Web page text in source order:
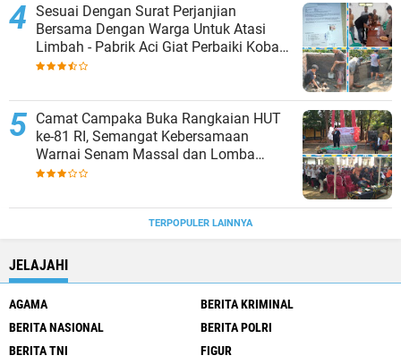
Sesuai Dengan Surat Perjanjian
Bersama Dengan Warga Untuk Atasi
Limbah - Pabrik Aci Giat Perbaiki Kobak
Penampungan Air
Camat Campaka Buka Rangkaian HUT
ke-81 RI, Semangat Kebersamaan
Warnai Senam Massal dan Lomba
Karaoke Perangkat Desa
TERPOPULER LAINNYA
JELAJAHI
AGAMA
BERITA KRIMINAL
BERITA NASIONAL
BERITA POLRI
BERITA TNI
FIGUR